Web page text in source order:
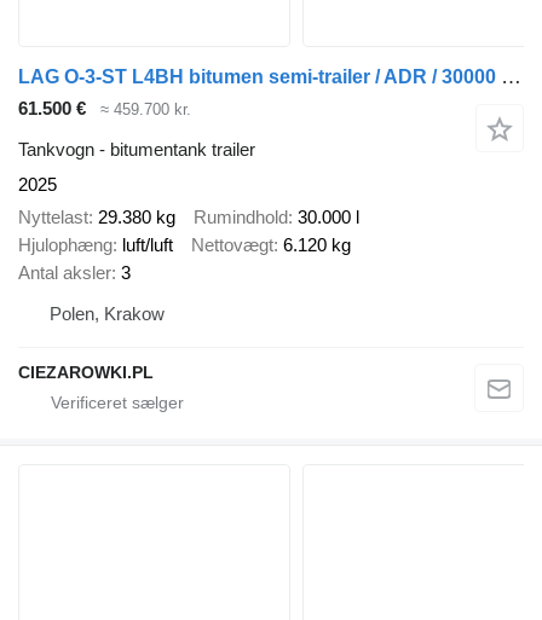
LAG O-3-ST L4BH bitumen semi-trailer / ADR / 30000 l / 4 units
61.500 € ≈ 459.700 kr.
Tankvogn - bitumentank trailer
2025
Nyttelast 29.380 kg Rumindhold 30.000 l
Hjulophæng luft/luft Nettovægt 6.120 kg
Antal aksler 3
Polen, Krakow
CIEZAROWKI.PL